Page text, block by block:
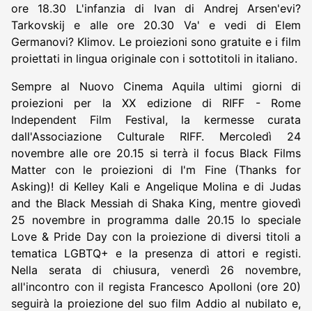
ore 18.30 L'infanzia di Ivan di Andrej Arsen'evi?
Tarkovskij e alle ore 20.30 Va' e vedi di Elem
Germanovi? Klimov. Le proiezioni sono gratuite e i film
proiettati in lingua originale con i sottotitoli in italiano.
Sempre al Nuovo Cinema Aquila ultimi giorni di
proiezioni per la XX edizione di RIFF - Rome
Independent Film Festival, la kermesse curata
dall'Associazione Culturale RIFF. Mercoledì 24
novembre alle ore 20.15 si terrà il focus Black Films
Matter con le proiezioni di I'm Fine (Thanks for
Asking)! di Kelley Kali e Angelique Molina e di Judas
and the Black Messiah di Shaka King, mentre giovedì
25 novembre in programma dalle 20.15 lo speciale
Love & Pride Day con la proiezione di diversi titoli a
tematica LGBTQ+ e la presenza di attori e registi.
Nella serata di chiusura, venerdì 26 novembre,
all'incontro con il regista Francesco Apolloni (ore 20)
seguirà la proiezione del suo film Addio al nubilato e,